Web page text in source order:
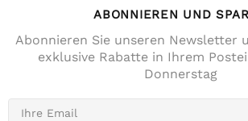
ABONNIEREN UND
Abonnieren Sie unseren Newsletter
exklusive Rabatte in Ihrem
Donnerstag
Bewertungen